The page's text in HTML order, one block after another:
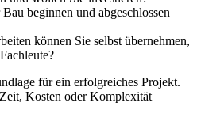
beginnen und abgeschlossen
können Sie selbst übernehmen,
für ein erfolgreiches Projekt.
Kosten oder Komplexität